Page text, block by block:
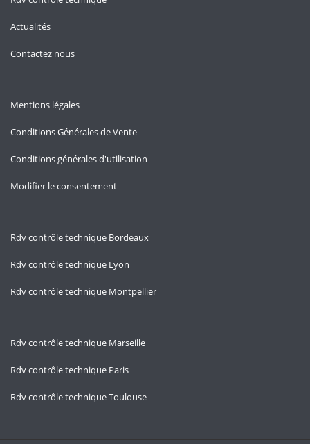
Actualités
Contactez nous
Mentions légales
Conditions Générales de Vente
Conditions générales d'utilisation
Modifier le consentement
Rdv contrôle technique Bordeaux
Rdv contrôle technique Lyon
Rdv contrôle technique Montpellier
Rdv contrôle technique Marseille
Rdv contrôle technique Paris
Rdv contrôle technique Toulouse